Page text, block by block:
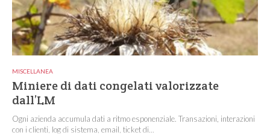
MISCELLANEA
Miniere di dati congelati valorizzate
dall’LM
Ogni azienda accumula dati a ritmo esponenziale. Transazioni, interazioni
con i clienti, log di sistema, email, ticket di...